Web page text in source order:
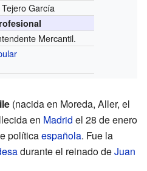
García
Mercantil.
(nacida en Moreda, Aller, el
en Madrid el 28 de enero
políticaespañola. Fue la
durante el reinado deJuan